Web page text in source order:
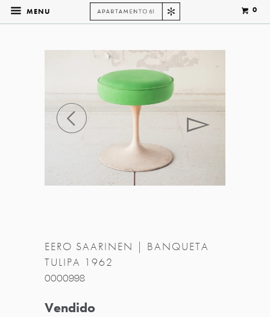
MENU 0
◅ ▻
EERO SAARINEN | BANQUETA
TULIPA 1962
0000998
Vendido